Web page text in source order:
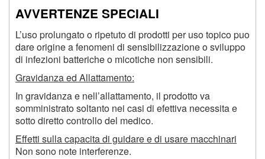
AVVERTENZE SPECIALI
L’uso prolungato o ripetuto di prodotti per uso topico puo
dare origine a fenomeni di sensibilizzazione o sviluppo
di infezioni batteriche o micotiche non sensibili.
Gravidanza ed Allattamento:
In gravidanza e nell’allattamento, il prodotto va
somministrato soltanto nei casi di efettiva necessita e
sotto diretto controllo del medico.
Effetti sulla capacita di guidare e di usare macchinari
Non sono note interferenze.